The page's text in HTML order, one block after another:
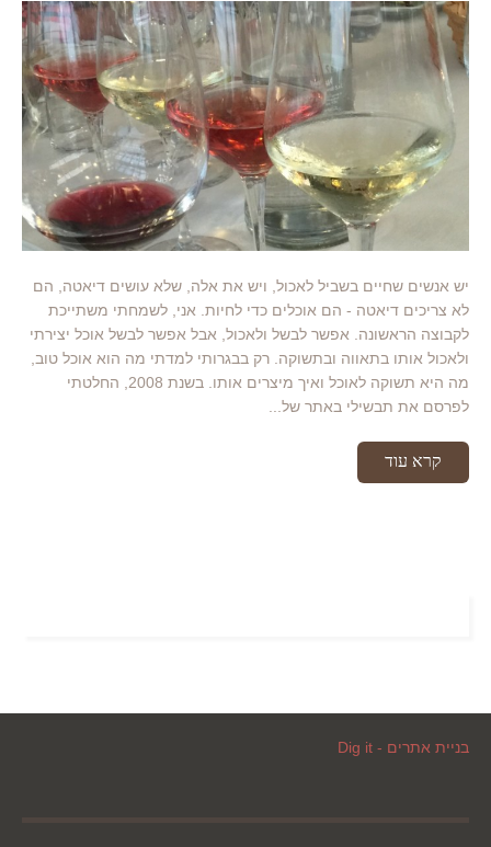
יש אנשים שחיים בשביל לאכול, ויש את אלה, שלא עושים דיאטה, הם
לא צריכים דיאטה - הם אוכלים כדי לחיות. אני, לשמחתי משתייכת
לקבוצה הראשונה. אפשר לבשל ולאכול, אבל אפשר לבשל אוכל יצירתי
ולאכול אותו בתאווה ובתשוקה. רק בבגרותי למדתי מה הוא אוכל טוב,
מה היא תשוקה לאוכל ואיך מיצרים אותו. בשנת 2008, החלטתי
לפרסם את תבשילי באתר של...
קרא עוד
בניית אתרים - Dig it